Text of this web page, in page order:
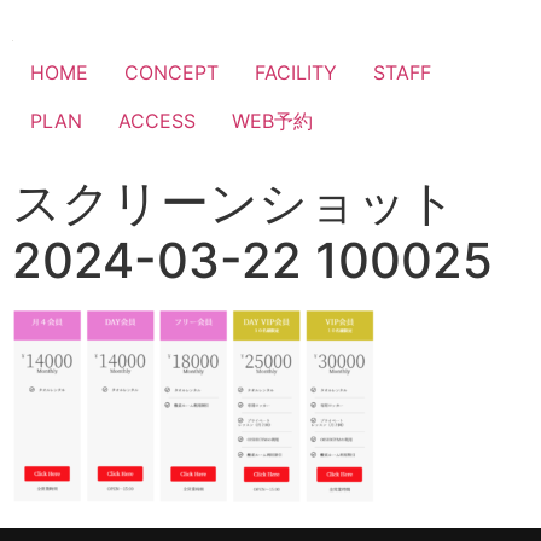
HOME CONCEPT FACILITY
STAFF
PLAN
ACCESS WEB予約
スクリーンショット
2024-03-22 100025